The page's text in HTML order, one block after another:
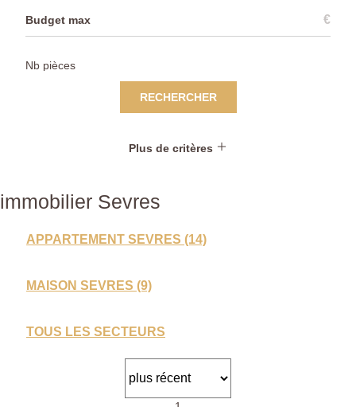
€
RECHERCHER
Plus de critères
immobilier Sevres
APPARTEMENT SEVRES (14)
MAISON SEVRES (9)
TOUS LES SECTEURS